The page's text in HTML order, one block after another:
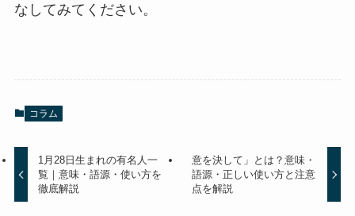
なしてみてください。
コラム
1月28日生まれの有名人一
覧｜意味・語源・使い方を
徹底解説
意を決して」とは？意味・
語源・正しい使い方と注意
点を解説